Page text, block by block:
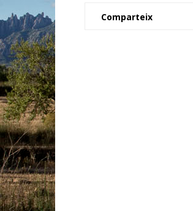
Comparteix